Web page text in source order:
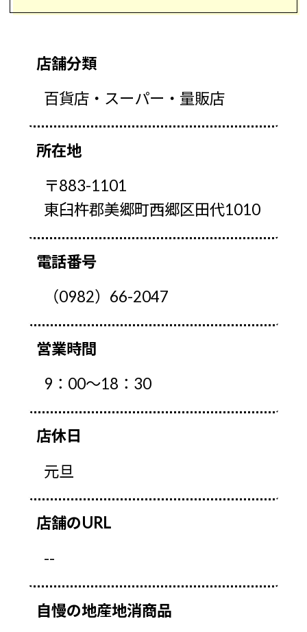
店舗分類
百貨店・スーパー・量販店
所在地
〒883-1101
東臼杵郡美郷町西郷区田代1010
電話番号
（0982）66-2047
営業時間
9：00～18：30
店休日
元旦
店舗のURL
--
自慢の地産地消商品